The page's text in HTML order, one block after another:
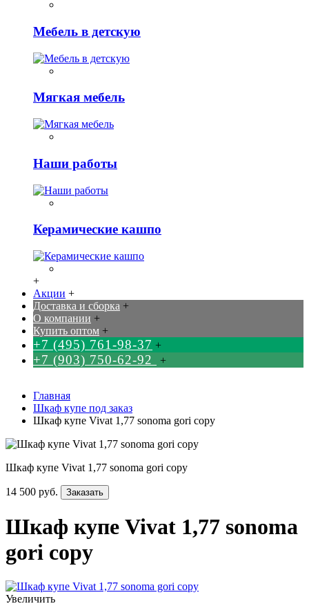
Мебель в детскую
Мягкая мебель
Наши работы
Керамические кашпо
+
Акции +
Доставка и сборка +
О компании +
Купить оптом +
+7 (495) 761-98-37 +
+7 (903) 750-62-92 +
Главная
Шкаф купе под заказ
Шкаф купе Vivat 1,77 sonoma gori copy
Шкаф купе Vivat 1,77 sonoma gori copy
14 500 руб. Заказать
Шкаф купе Vivat 1,77 sonoma
gori copy
Увеличить